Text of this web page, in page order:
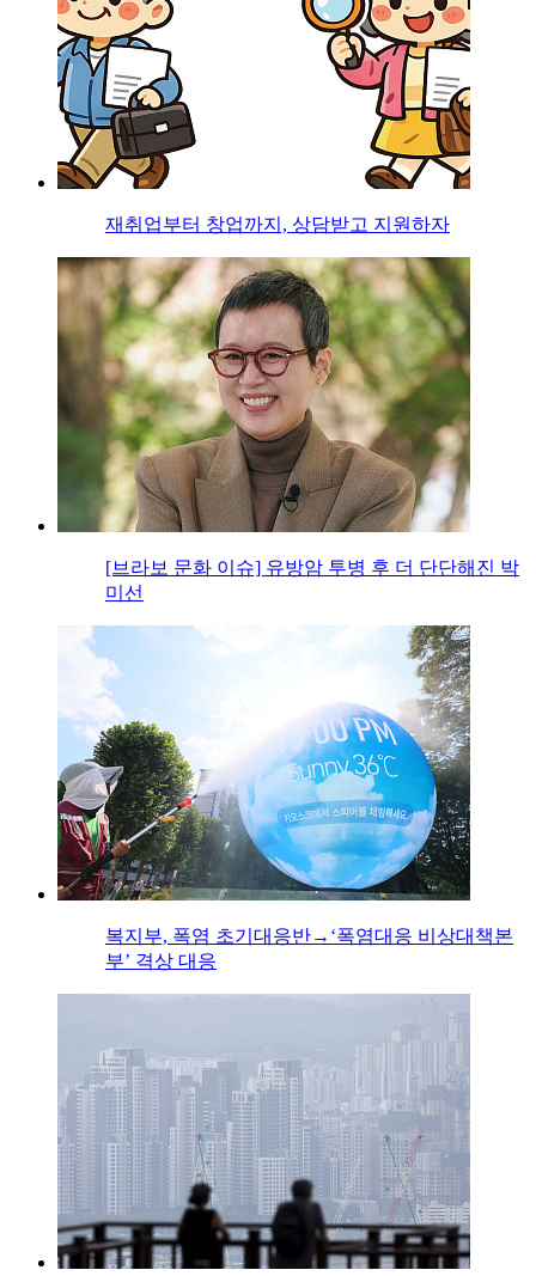
재취업부터 창업까지, 상담받고 지원하자
[브라보 문화 이슈] 유방암 투병 후 더 단단해진 박
미선
복지부, 폭염 초기대응반→‘폭염대응 비상대책본
부’ 격상 대응